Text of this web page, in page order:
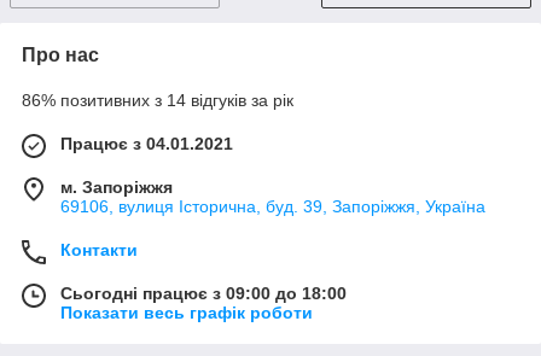
Про нас
86% позитивних з 14 відгуків за рік
Працює з 04.01.2021
м. Запоріжжя
69106, вулиця Історична, буд. 39, Запоріжжя, Україна
Контакти
Сьогодні працює з 09:00 до 18:00
Показати весь графік роботи